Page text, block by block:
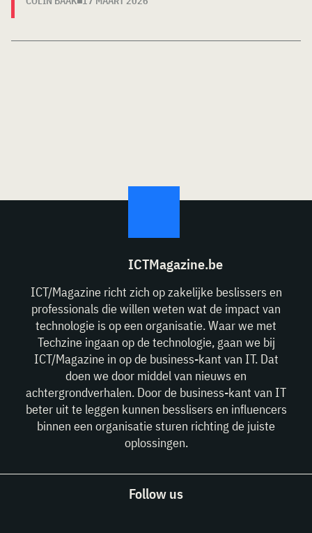
ICTMagazine.be
ICT/Magazine richt zich op zakelijke beslissers en
professionals die willen weten wat de impact van
technologie is op een organisatie. Waar we met
Techzine ingaan op de technologie, gaan we bij
ICT/Magazine in op de business-kant van IT. Dat
doen we door middel van nieuws en
achtergrondverhalen. Door de business-kant van IT
beter uit te leggen kunnen besslisers en influencers
binnen een organisatie sturen richting de juiste
oplossingen.
Follow us